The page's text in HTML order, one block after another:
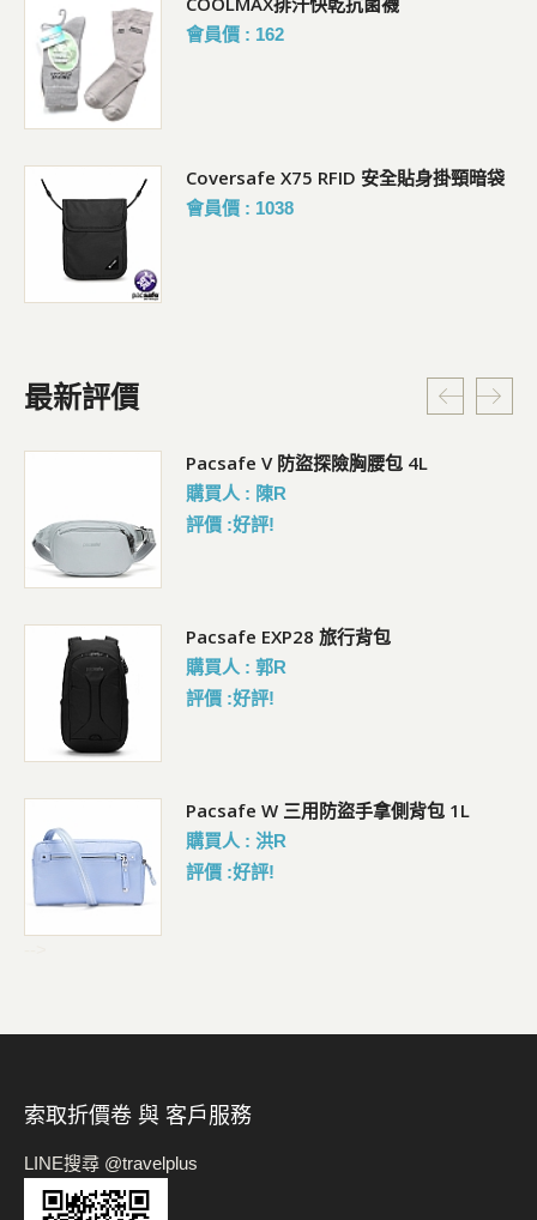
會員價 : 162
Coversafe X75 RFID 安全貼身掛頸暗袋
會員價 : 1038
最新評價
Pacsafe V 防盜探險胸腰包 4L
購買人 : 陳R
評價 :好評!
Pacsafe EXP28 旅行背包
購買人 : 郭R
評價 :好評!
Pacsafe W 三用防盜手拿側背包 1L
購買人 : 洪R
評價 :好評!
索取折價卷 與 客戶服務
LINE搜尋 @travelplus